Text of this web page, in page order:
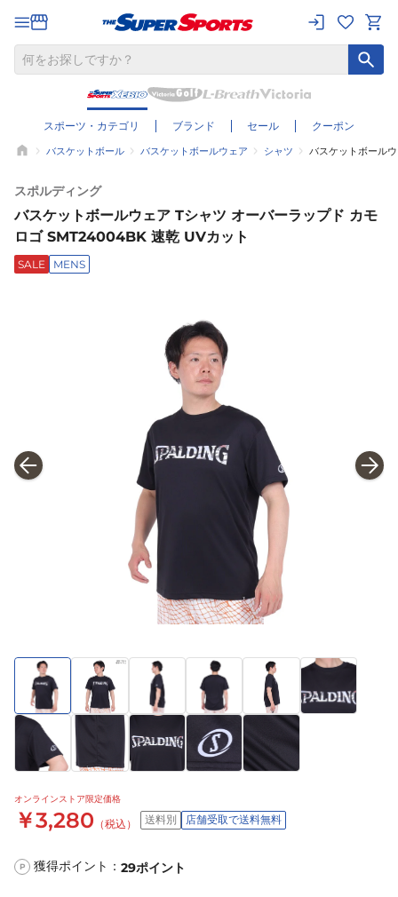
スポーツ・カテゴリ ブランド セール クーポン
バスケットボール バスケットボールウェア シャツ バスケットボール
スポルディング
バスケットボールウェア Tシャツ オーバーラップド カモ
ロゴ SMT24004BK 速乾 UVカット
SALE MENS
オンラインストア限定価格
￥3,280 （税込） 送料別 店舗受取で送料無料
P 獲得ポイント： 29ポイント